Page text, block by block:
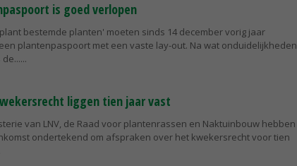
is goed verlopen
bestemde planten' moeten sinds 14 december vorig jaar
plantenpaspoort met een vaste lay-out. Na wat onduidelijkheden
liggen tien jaar vast
van LNV, de Raad voor plantenrassen en Naktuinbouw hebben
ondertekend om afspraken over het kwekersrecht voor tien